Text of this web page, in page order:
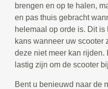
brengen en op te halen,
en pas thuis gebracht
helemaal op orde is. Dit
kans wanneer uw scooter
deze niet meer kan rijden.
lastig zijn om de scooter
Bent u benieuwd naar de